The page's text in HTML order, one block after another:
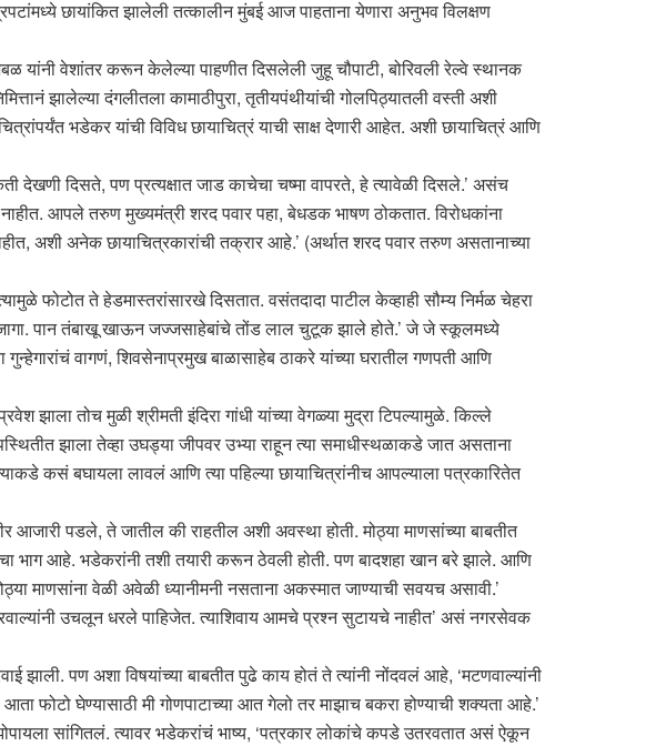
छायांकित झालेली तत्कालीन मुंबई आज पाहताना येणारा अनुभव विलक्षण
यांनी वेशांतर करून केलेल्या पाहणीत दिसलेली जुहू चौपाटी, बोरिवली रेल्वे स्थानक
झालेल्या दंगलीतला कामाठीपुरा, तृतीयपंथीयांची गोलपिठ्यातली वस्ती अशी
भडेकर यांची विविध छायाचित्रं याची साक्ष देणारी आहेत. अशी छायाचित्रं आणि
देखणी दिसते, पण प्रत्यक्षात जाड काचेचा चष्मा वापरते, हे त्यावेळी दिसले.’ असंच
आपले तरुण मुख्यमंत्री शरद पवार पहा, बेधडक भाषण ठोकतात. विरोधकांना
अशी अनेक छायाचित्रकारांची तक्रार आहे.’ (अर्थात शरद पवार तरुण असतानाच्या
फोटोत ते हेडमास्तरांसारखे दिसतात. वसंतदादा पाटील केव्हाही सौम्य निर्मळ चेहरा
पान तंबाखू खाऊन जज्जसाहेबांचे तोंड लाल चुटूक झाले होते.’ जे जे स्कूलमध्ये
गुन्हेगारांचं वागणं, शिवसेनाप्रमुख बाळासाहेब ठाकरे यांच्या घरातील गणपती आणि
झाला तोच मुळी श्रीमती इंदिरा गांधी यांच्या वेगळ्या मुद्रा टिपल्यामुळे. किल्ले
झाला तेव्हा उघड्या जीपवर उभ्या राहून त्या समाधीस्थळाकडे जात असताना
कसं बघायला लावलं आणि त्या पहिल्या छायाचित्रांनीच आपल्याला पत्रकारितेत
पडले, ते जातील की राहतील अशी अवस्था होती. मोठ्या माणसांच्या बाबतीत
भाग आहे. भडेकरांनी तशी तयारी करून ठेवली होती. पण बादशहा खान बरे झाले. आणि
माणसांना वेळी अवेळी ध्यानीमनी नसताना अकस्मात जाण्याची सवयच असावी.’
उचलून धरले पाहिजेत. त्याशिवाय आमचे प्रश्न सुटायचे नाहीत’ असं नगरसेवक
झाली. पण अशा विषयांच्या बाबतीत पुढे काय होतं ते त्यांनी नोंदवलं आहे, ‘मटणवाल्यांनी
घेण्यासाठी मी गोणपाटाच्या आत गेलो तर माझाच बकरा होण्याची शक्यता आहे.’
सांगितलं. त्यावर भडेकरांचं भाष्य, ‘पत्रकार लोकांचे कपडे उतरवतात असं ऐकून